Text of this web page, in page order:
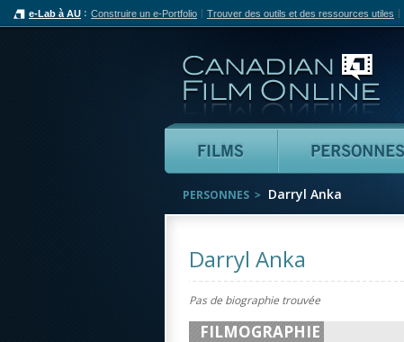
e-Lab à AU Construire un e-Portfolio Trouver des outils et des ressources utiles
Films
PERSONNES Darryl Anka
Darryl Anka
Pas de biographie trouvée
FILMOGRAPHIE